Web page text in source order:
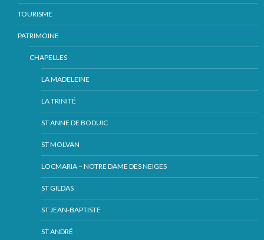
TOURISME
PATRIMOINE
CHAPELLES
LA MADELEINE
LA TRINITÉ
ST ANNE DE BODUIC
ST MOLVAN
LOCMARIA – NOTRE DAME DES NEIGES
ST GILDAS
ST JEAN-BAPTISTE
ST ANDRÉ